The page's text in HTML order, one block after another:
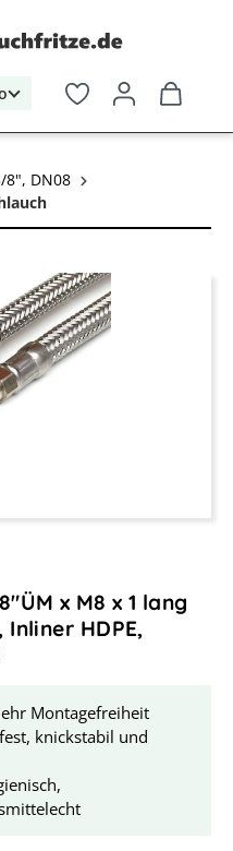
8", DN08
x M8 x 1 lang
HDPE,
Montagefreiheit
knickstabil und